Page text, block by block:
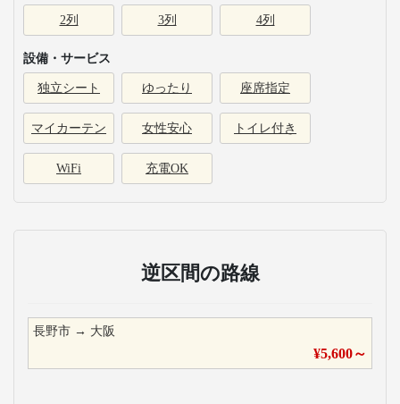
2列 3列 4列
設備・サービス
独立シート ゆったり 座席指定
マイカーテン 女性安心 トイレ付き
WiFi 充電OK
逆区間の路線
長野市 → 大阪
¥5,600～